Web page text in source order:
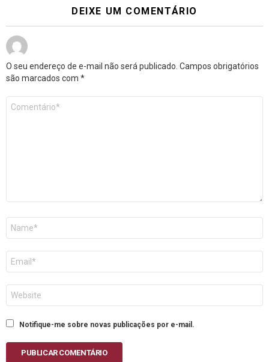
DEIXE UM COMENTÁRIO
O seu endereço de e-mail não será publicado. Campos obrigatórios
são marcados com *
mail
Notifique-me sobre novas publicações por e-mail.
PUBLICAR COMENTÁRIO